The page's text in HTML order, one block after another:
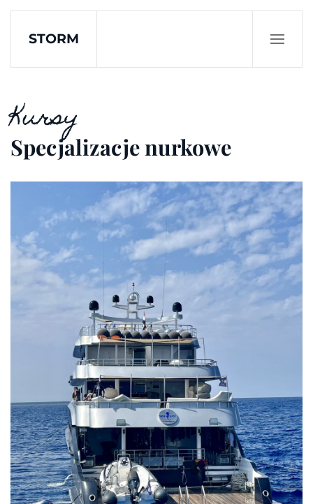
Skip to main content
STORM
Kursy
Specjalizacje nurkowe